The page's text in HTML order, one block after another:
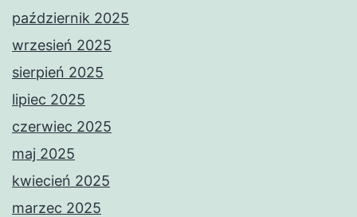
październik 2025
wrzesień 2025
sierpień 2025
lipiec 2025
czerwiec 2025
maj 2025
kwiecień 2025
marzec 2025